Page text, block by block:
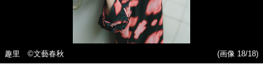
趣里 ©︎文藝春秋 (画像 18/18)